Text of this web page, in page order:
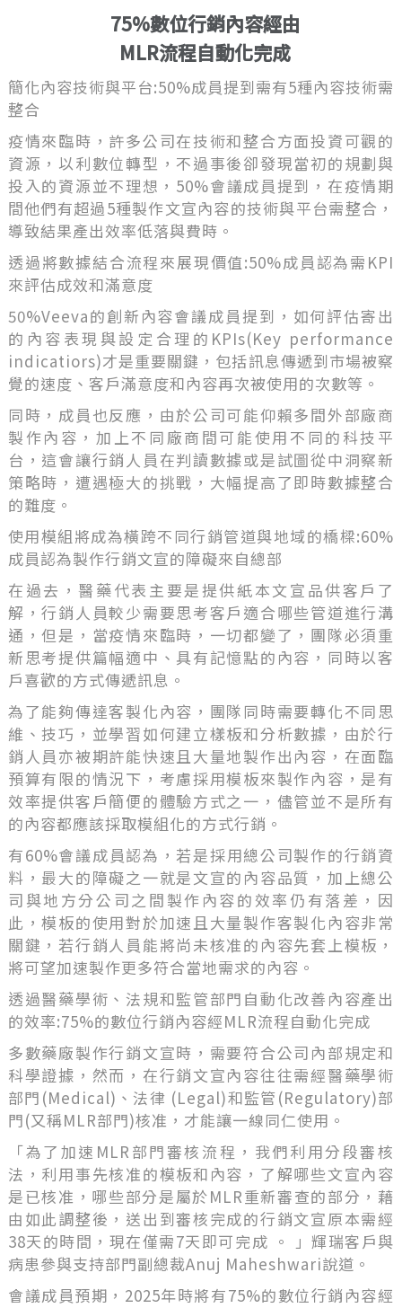
75%數位行銷內容經由
MLR流程自動化完成
簡化內容技術與平台:50%成員提到需有5種內容技術需
整合
疫情來臨時，許多公司在技術和整合方面投資可觀的
資源，以利數位轉型，不過事後卻發現當初的規劃與
投入的資源並不理想，50%會議成員提到，在疫情期
間他們有超過5種製作文宣內容的技術與平台需整合，
導致結果產出效率低落與費時。
透過將數據結合流程來展現價值:50%成員認為需KPI
來評估成效和滿意度
50%Veeva的創新內容會議成員提到，如何評估寄出
的內容表現與設定合理的KPIs(Key performance
indicatiors)才是重要關鍵，包括訊息傳遞到市場被察
覺的速度、客戶滿意度和內容再次被使用的次數等。
同時，成員也反應，由於公司可能仰賴多間外部廠商
製作內容，加上不同廠商間可能使用不同的科技平
台，這會讓行銷人員在判讀數據或是試圖從中洞察新
策略時，遭遇極大的挑戰，大幅提高了即時數據整合
的難度。
使用模組將成為橫跨不同行銷管道與地域的橋樑:60%
成員認為製作行銷文宣的障礙來自總部
在過去，醫藥代表主要是提供紙本文宣品供客戶了
解，行銷人員較少需要思考客戶適合哪些管道進行溝
通，但是，當疫情來臨時，一切都變了，團隊必須重
新思考提供篇幅適中、具有記憶點的內容，同時以客
戶喜歡的方式傳遞訊息。
為了能夠傳達客製化內容，團隊同時需要轉化不同思
維、技巧，並學習如何建立樣板和分析數據，由於行
銷人員亦被期許能快速且大量地製作出內容，在面臨
預算有限的情況下，考慮採用模板來製作內容，是有
效率提供客戶簡便的體驗方式之一，儘管並不是所有
的內容都應該採取模組化的方式行銷。
有60%會議成員認為，若是採用總公司製作的行銷資
料，最大的障礙之一就是文宣的內容品質，加上總公
司與地方分公司之間製作內容的效率仍有落差，因
此，模板的使用對於加速且大量製作客製化內容非常
關鍵，若行銷人員能將尚未核准的內容先套上模板，
將可望加速製作更多符合當地需求的內容。
透過醫藥學術、法規和監管部門自動化改善內容產出
的效率:75%的數位行銷內容經MLR流程自動化完成
多數藥廠製作行銷文宣時，需要符合公司內部規定和
科學證據，然而，在行銷文宣內容往往需經醫藥學術
部門(Medical)、法律 (Legal)和監管(Regulatory)部
門(又稱MLR部門)核准，才能讓一線同仁使用。
「為了加速MLR部門審核流程，我們利用分段審核
法，利用事先核准的模板和內容，了解哪些文宣內容
是已核准，哪些部分是屬於MLR重新審查的部分，藉
由如此調整後，送出到審核完成的行銷文宣原本需經
38天的時間，現在僅需7天即可完成 。 」輝瑞客戶與
病患參與支持部門副總裁Anuj Maheshwari說道。
會議成員預期，2025年時將有75%的數位行銷內容經